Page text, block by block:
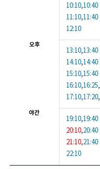
는
10:10,10:40
11:10,11:40
12:10
오후
13:10,13:40
14:10,14:40
15:10,15:40
16:10,16:25,
17:10,17:20,
야간
19:10,19:40
20:10,20:40
21:10,21:40
22:10